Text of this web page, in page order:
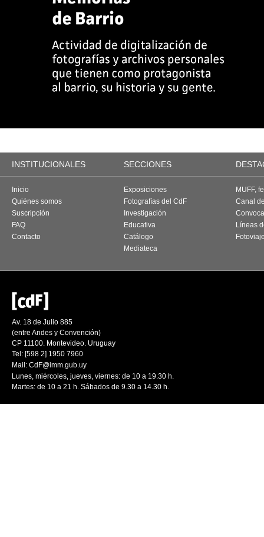
INSTITUCIONALES SECCIONES
Inicio
Quiénes somos
Suscripción
FAQ
Contacto
Exposiciones
Fotografías del CdF
Investigación
Educativa
Catálogo
Mediateca
MUFF,
Canal
Líneas
Av. 18 de Julio 885
(entre Andes y Convención)
CP 11100. Montevideo. Uruguay
Tel: [598 2] 1950 7960
Mail: CdF@imm.gub.uy
Lunes, miércoles, jueves, viernes: de 10 a 19.30 h.
Martes: de 10 a 21 h. Sábados de 9.30 a 14.30 h.